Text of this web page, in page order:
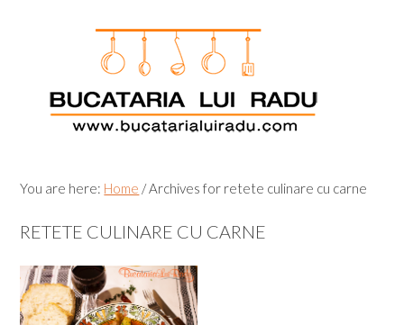
You are here: Home /Archives for retete culinare cu carne
RETETE CULINARE CU CARNE